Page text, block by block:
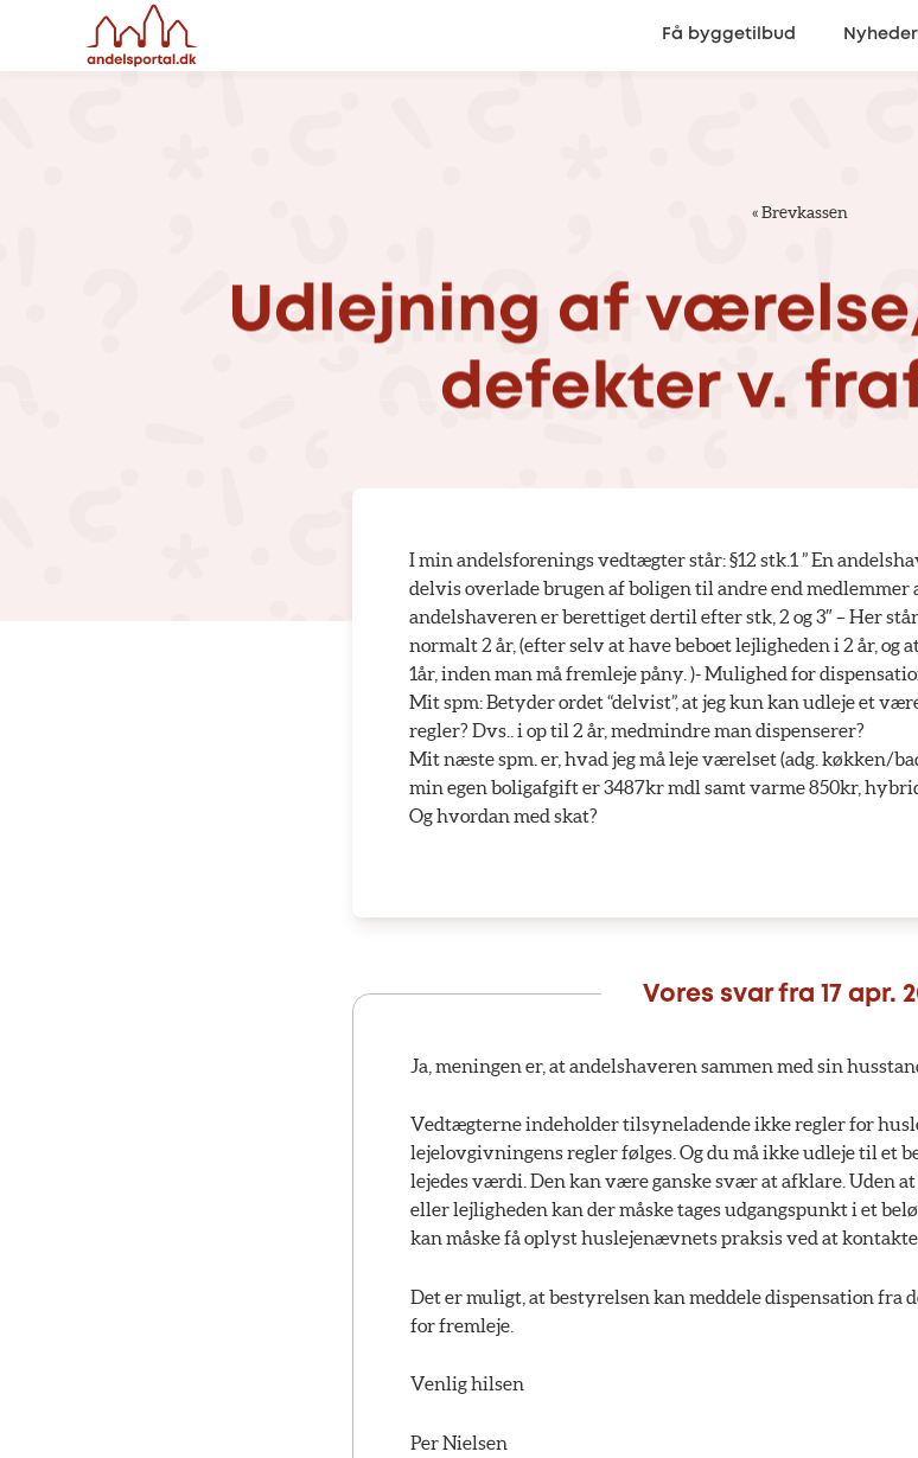
Få byggetilbud Nyheder
«Brevkassen
Udlejning af
defekter v.
I min andelsforenings vedtægter står: §12 stk.1 ” En
delvis overlade brugen af boligen til andre end medlemmer
andelshaveren er berettiget dertil efter stk, 2 og 3″ – Her
normalt 2 år, (efter selv at have beboet lejligheden i 2 år, og
1år, inden man må fremleje påny. )- Mulighed for
Mit spm: Betyder ordet “delvist”, at jeg kun kan udleje et
regler? Dvs.. i op til 2 år, medmindre man dispenserer?
Mit næste spm. er, hvad jeg må leje værelset (adg. køkken/
min egen boligafgift er 3487kr mdl samt varme 850kr,
Og hvordan med skat?
Vores svar fra 17 apr.
Ja, meningen er, at andelshaveren sammen med sin
Vedtægterne indeholder tilsyneladende ikke regler for
lejelovgivningens regler følges. Og du må ikke udleje til et
lejedes værdi. Den kan være ganske svær at afklare. Uden
eller lejligheden kan der måske tages udgangspunkt i et
kan måske få oplyst huslejenævnets praksis ved at
Det er muligt, at bestyrelsen kan meddele dispensation fra
for fremleje.
Venlig hilsen
Per Nielsen